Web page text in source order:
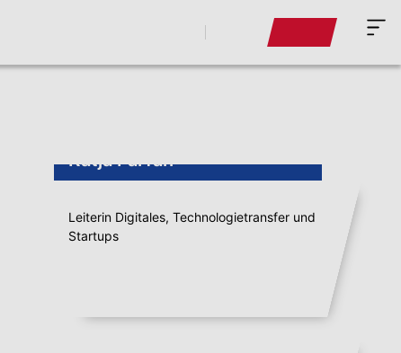
Katja Farfan
Leiterin Digitales, Technologietransfer und
Startups
Linda Brocke